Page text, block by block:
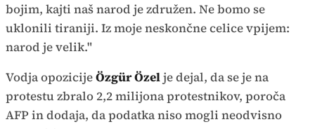
bojim, kajti naš narod je združen. Ne bomo se
uklonili tiraniji. Iz moje neskončne celice vpijem:
narod je velik."
Vodja opozicijeÖzgür Özelje dejal, da se je na
protestu zbralo 2,2 milijona protestnikov, poroča
AFP in dodaja, da podatka niso mogli neodvisno